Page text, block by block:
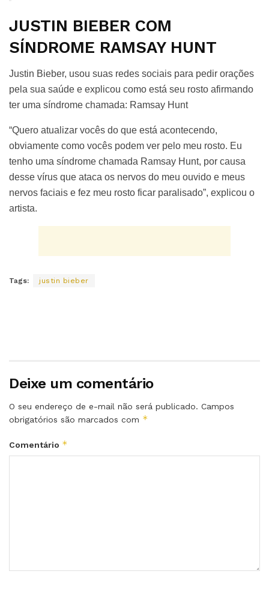
JUSTIN BIEBER COM
SÍNDROME RAMSAY HUNT
Justin Bieber, usou suas redes sociais para pedir orações
pela sua saúde e explicou como está seu rosto afirmando
ter uma síndrome chamada: Ramsay Hunt
“Quero atualizar vocês do que está acontecendo,
obviamente como vocês podem ver pelo meu rosto. Eu
tenho uma síndrome chamada Ramsay Hunt, por causa
desse vírus que ataca os nervos do meu ouvido e meus
nervos faciais e fez meu rosto ficar paralisado”, explicou o
artista.
Tags: justin bieber
Deixe um comentário
O seu endereço de e-mail não será publicado. Campos
obrigatórios são marcados com *
Comentário *